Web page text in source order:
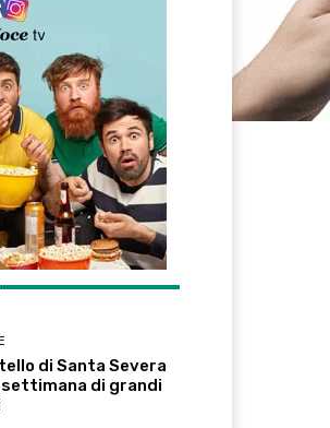
di Santa Severa
settimana di grandi